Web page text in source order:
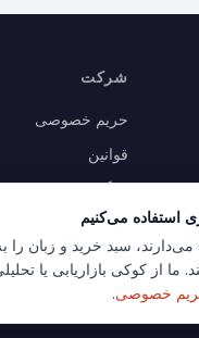
شرکت
حریم خصوصی
قوانین
بازگشت کالا
کوکی‌ها
استفاده می‌کنیم
سبد خرید و زبان را
ما از کوکی بازاریابی یا
خصوصی.